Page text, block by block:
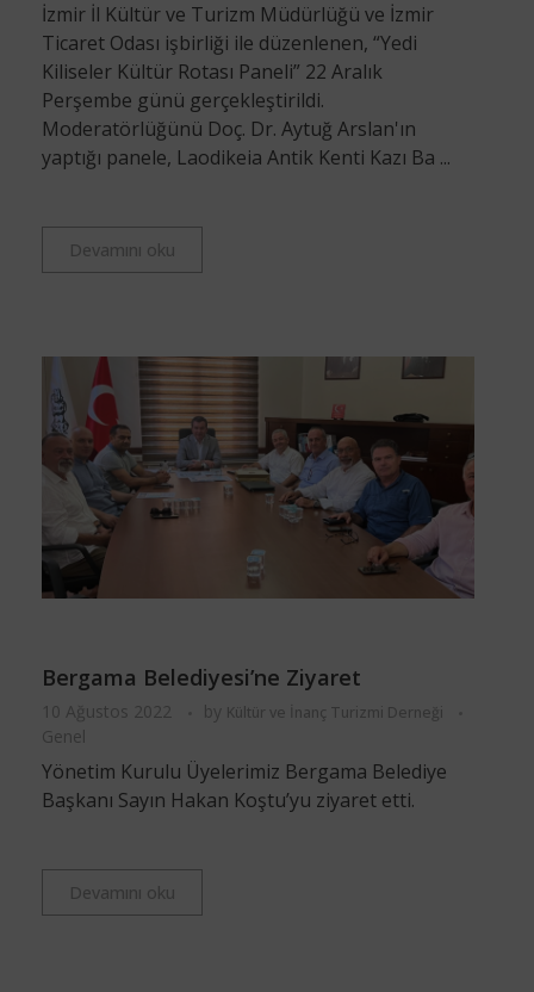
İzmir İl Kültür ve Turizm Müdürlüğü ve İzmir
Ticaret Odası işbirliği ile düzenlenen, “Yedi
Kiliseler Kültür Rotası Paneli” 22 Aralık
Perşembe günü gerçekleştirildi.
Moderatörlüğünü Doç. Dr. Aytuğ Arslan'ın
yaptığı panele, Laodikeia Antik Kenti Kazı Ba ...
Devamını oku
Bergama Belediyesi’ne Ziyaret
10 Ağustos 2022 by Kültür ve İnanç Turizmi Derneği
Genel
Yönetim Kurulu Üyelerimiz Bergama Belediye
Başkanı Sayın Hakan Koştu’yu ziyaret etti.
Devamını oku